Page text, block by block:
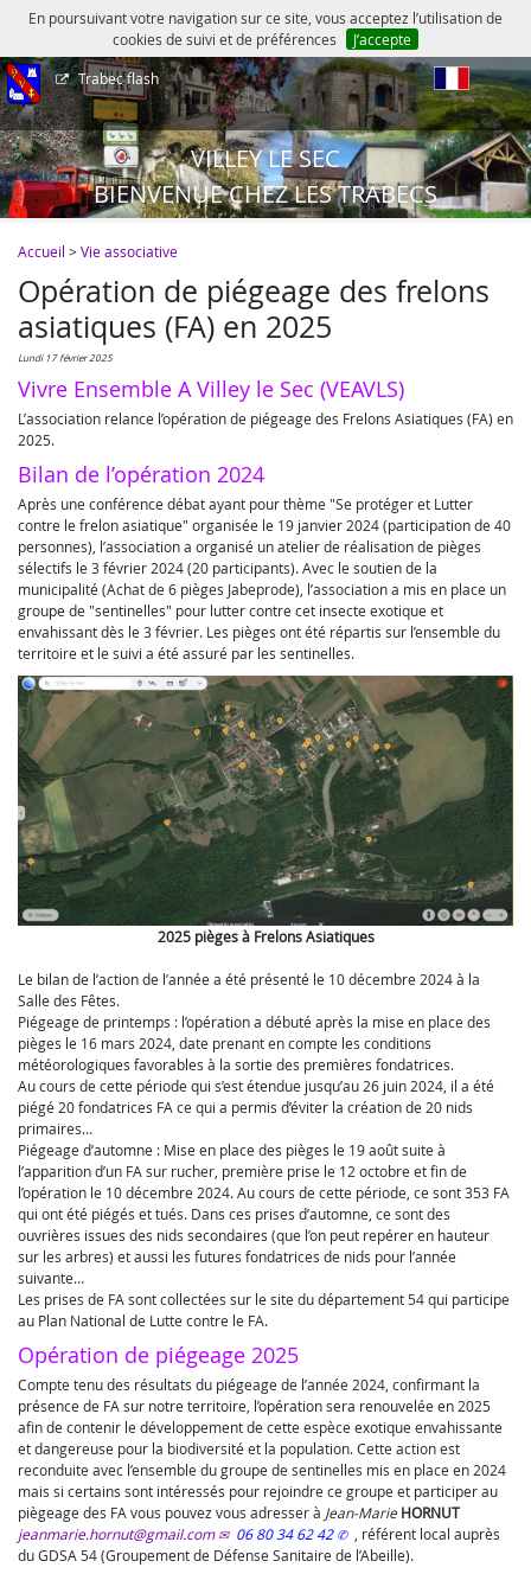
En poursuivant votre navigation sur ce site, vous acceptez l’utilisation de
cookies de suivi et de préférences
J’accepte
Trabec flash
VILLEY LE SEC
BIENVENUE CHEZ LES TRABECS
Accueil >Vie associative
Opération de piégeage des frelons
asiatiques (FA) en 2025
lundi 17 février 2025
Vivre Ensemble A Villey le Sec (VEAVLS)
L’association relance l’opération de piégeage des Frelons Asiatiques (FA) en
2025.
Bilan de l’opération 2024
Après une conférence débat ayant pour thème "Se protéger et Lutter
contre le frelon asiatique" organisée le 19 janvier 2024 (participation de 40
personnes), l’association a organisé un atelier de réalisation de pièges
sélectifs le 3 février 2024 (20 participants). Avec le soutien de la
municipalité (Achat de 6 pièges Jabeprode), l’association a mis en place un
groupe de "sentinelles" pour lutter contre cet insecte exotique et
envahissant dès le 3 février. Les pièges ont été répartis sur l’ensemble du
territoire et le suivi a été assuré par les sentinelles.
2025 pièges à Frelons Asiatiques
Le bilan de l’action de l’année a été présenté le 10 décembre 2024 à la
Salle des Fêtes.
Piégeage de printemps : l’opération a débuté après la mise en place des
pièges le 16 mars 2024, date prenant en compte les conditions
météorologiques favorables à la sortie des premières fondatrices.
Au cours de cette période qui s’est étendue jusqu’au 26 juin 2024, il a été
piégé 20 fondatrices FA ce qui a permis d’éviter la création de 20 nids
primaires…
Piégeage d’automne : Mise en place des pièges le 19 août suite à
l’apparition d’un FA sur rucher, première prise le 12 octobre et fin de
l’opération le 10 décembre 2024. Au cours de cette période, ce sont 353 FA
qui ont été piégés et tués. Dans ces prises d’automne, ce sont des
ouvrières issues des nids secondaires (que l’on peut repérer en hauteur
sur les arbres) et aussi les futures fondatrices de nids pour l’année
suivante…
Les prises de FA sont collectées sur le site du département 54 qui participe
au Plan National de Lutte contre le FA.
Opération de piégeage 2025
Compte tenu des résultats du piégeage de l’année 2024, confirmant la
présence de FA sur notre territoire, l’opération sera renouvelée en 2025
afin de contenir le développement de cette espèce exotique envahissante
et dangereuse pour la biodiversité et la population. Cette action est
reconduite avec l’ensemble du groupe de sentinelles mis en place en 2024
mais si certains sont intéressés pour rejoindre ce groupe et participer au
piègeage des FA vous pouvez vous adresser à Jean-Marie HORNUT
jeanmarie.hornut@gmail.com
06 80 34 62 42
, référent local auprès
du GDSA 54 (Groupement de Défense Sanitaire de l’Abeille).